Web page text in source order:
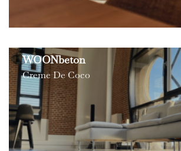
WOONbeton
Creme De Coco